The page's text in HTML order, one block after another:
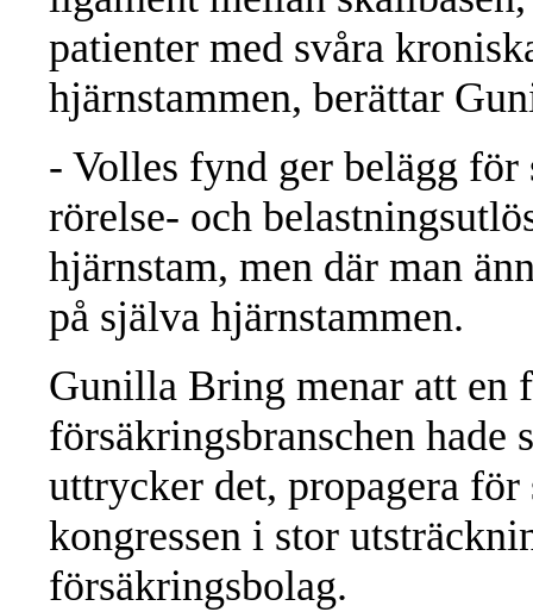
patienter med svåra
hjärnstammen, berättar
- Volles fynd ger belägg för
rörelse- och
hjärnstam, men där man
på själva hjärnstammen.
Gunilla Bring menar att
försäkringsbranschen hade
uttrycker det, propagera
kongressen i stor
försäkringsbolag.